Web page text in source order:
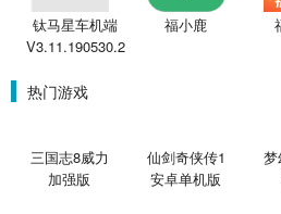
钛马星车机端
V3.11.190530.2
福小鹿
热门游戏
三国志8威力
加强版
仙剑奇侠传1
安卓单机版
梦